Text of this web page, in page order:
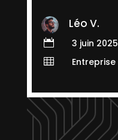
Léo V.
 3 juin 2025
 Entreprise